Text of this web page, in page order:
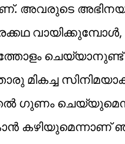
അവരുടെ
ചെയ്യാനുണ്ട്
മികച്ച
ഗുണം